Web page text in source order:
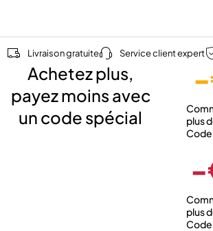
Livraison gratuite Service client expert
Achetez plus,
payez moins avec
un code spécial
-
plus
-
plus